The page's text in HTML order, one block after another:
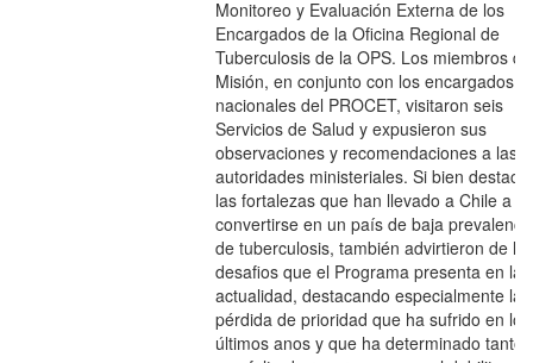
Monitoreo y Evaluación Externa de los
Encargados de la Oficina Regional de
Tuberculosis de la OPS. Los miembros
Misión, en conjunto con los encargados
nacionales del PROCET, visitaron seis
Servicios de Salud y expusieron sus
observaciones y recomendaciones a las
autoridades ministeriales. Si bien
las fortalezas que han llevado a Chile a
convertirse en un país de baja
de tuberculosis, también advirtieron de los
desafios que el Programa presenta en la
actualidad, destacando especialmente la
pérdida de prioridad que ha sufrido en los
últimos anos y que ha determinado tanto